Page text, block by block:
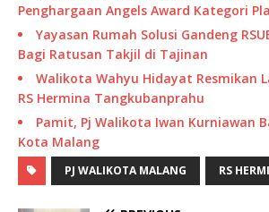
Penghargaan Angels Award Kategori
Yayasan Rumah Solusi Gandeng
Bagi Ratusan Takjil di Tajinan
Walikota Wahyu Hidayat Resmikan
RS Hermina Tangkubanprahu
Pamit, Pj Walikota Iwan Kurniawan
Kota Malang
PJ WALIKOTA MALANG RS